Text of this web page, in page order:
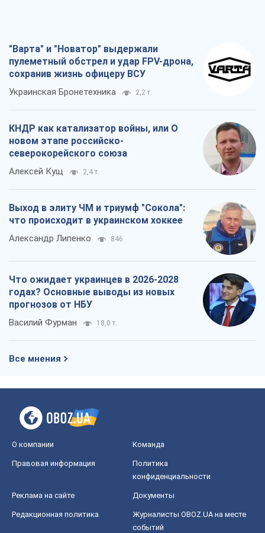
"Варта" и "Новатор" выдержали
пулеметный обстрел и удар FPV-дрона,
сохранив жизнь офицеру ВСУ
Украинская Бронетехника 2,2 т.
КНДР как катализатор войны, или О
новом этапе российско-
северокорейского союза
Алексей Кущ 2,4 т.
Выход в элиту ЧМ и триумф "Сокола":
что происходит в украинском хоккее
Александр Липенко 846
Что ожидает украинцев в 2026-2028
годах? Основные выводы из новых
прогнозов от НБУ
Василий Фурман 18,0 т.
Все мнения
О компании Команда
Правовая информация
Политика
конфиденциальности
Реклама на сайте Документы
Редакционная политика
Журналисты OBOZ.UA на месте
событий